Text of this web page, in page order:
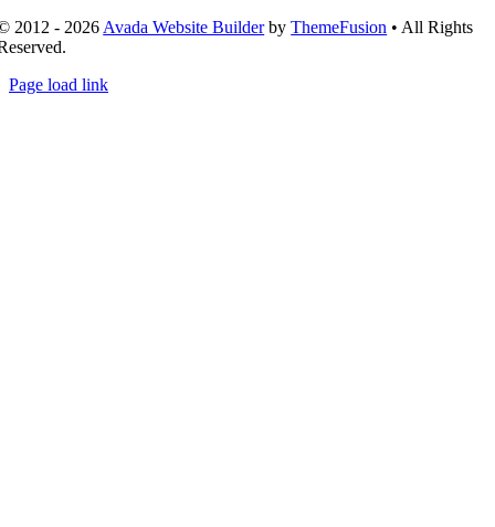
2012 - 2026 Avada Website BuilderbyThemeFusion • All Rights
Page load link